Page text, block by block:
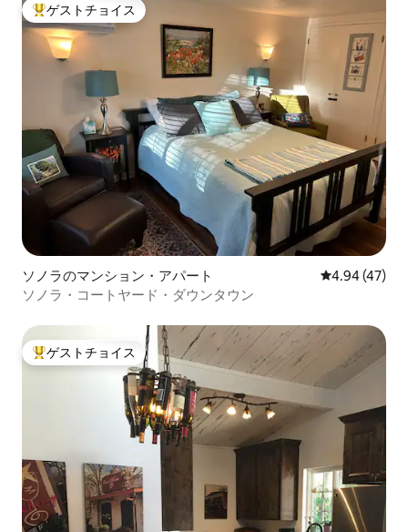
大好評のゲストチョイスです。
ゲストチョイス
ソノラのマンション・アパート レビュー47
4.94 (47)
ソノラ・コートヤード・ダウンタウン
大好評のゲストチョイスです。
ゲストチョイス